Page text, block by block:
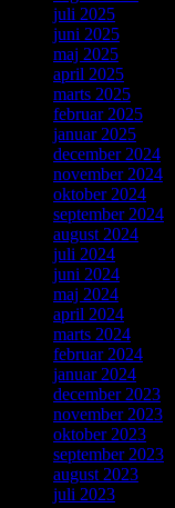
juli 2025
juni 2025
maj 2025
april 2025
marts 2025
februar 2025
januar 2025
december 2024
november 2024
oktober 2024
september 2024
august 2024
juli 2024
juni 2024
maj 2024
april 2024
marts 2024
februar 2024
januar 2024
december 2023
november 2023
oktober 2023
september 2023
august 2023
juli 2023